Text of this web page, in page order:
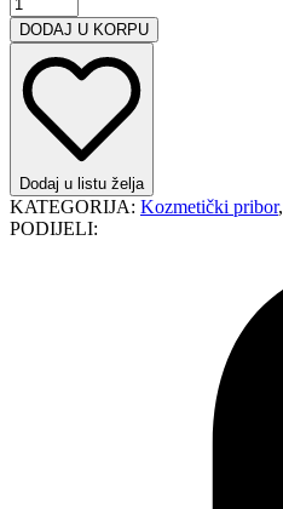
Olovka
za
crtanje
točkica
količina
DODAJ U KORPU
Dodaj u listu želja
KATEGORIJA: Kozmetički pribor,
PODIJELI: